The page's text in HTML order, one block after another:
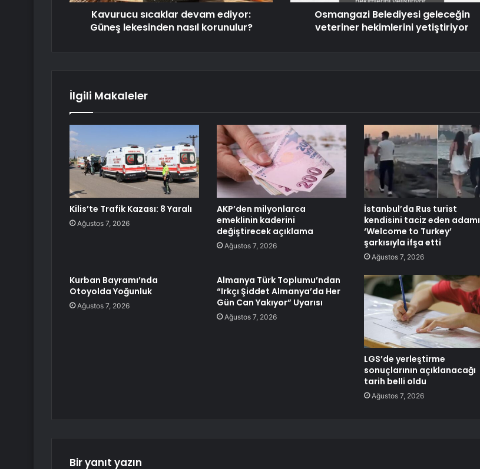
Kavurucu sıcaklar devam ediyor:
Güneş lekesinden nasıl korunulur?
Osmangazi Belediyesi geleceğin
veteriner hekimlerini yetiştiriyor
İlgili Makaleler
Kilis’te Trafik Kazası: 8 Yaralı
Ağustos 7, 2026
AKP’den milyonlarca
emeklinin kaderini
değiştirecek açıklama
Ağustos 7, 2026
İstanbul’da Rus turist
kendisini taciz eden adamı
‘Welcome to Turkey’
şarkısıyla ifşa etti
Ağustos 7, 2026
Kurban Bayramı’nda
Otoyolda Yoğunluk
Ağustos 7, 2026
Almanya Türk Toplumu’ndan
“Irkçı Şiddet Almanya’da Her
Gün Can Yakıyor” Uyarısı
Ağustos 7, 2026
LGS’de yerleştirme
sonuçlarının açıklanacağı
tarih belli oldu
Ağustos 7, 2026
Bir yanıt yazın